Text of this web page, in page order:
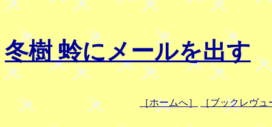
冬樹 蛉にメールを出す
［ホームへ］ ［ブックレヴ